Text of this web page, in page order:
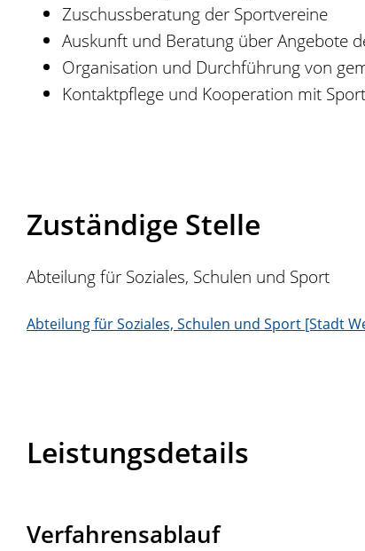
Zuschussberatung der Sportvereine
Auskunft und Beratung über Angebote
Organisation und Durchführung von
Kontaktpflege und Kooperation mit
Zuständige Stelle
Abteilung für Soziales, Schulen und Sport
Abteilung für Soziales, Schulen und Sport [Stadt
Leistungsdetails
Verfahrensablauf